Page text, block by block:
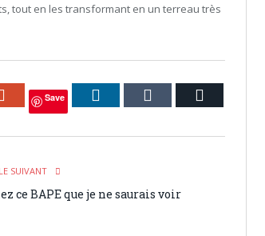
tout en les transformant en un terreau très
Google+
Save LinkedIn Tumblr
SUIVANT
ce BAPE que je ne saurais voir